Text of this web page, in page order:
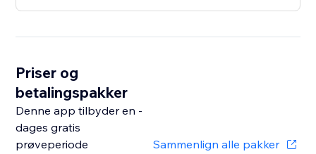
Priser og
betalingspakker
Denne app tilbyder en -
dages gratis
prøveperiode
Sammenlign alle pakker